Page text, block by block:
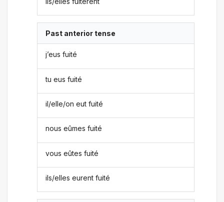
Past anterior tense
j’eus fuité
tu eus fuité
il/elle/on eut fuité
nous eûmes fuité
vous eûtes fuité
ils/elles eurent fuité